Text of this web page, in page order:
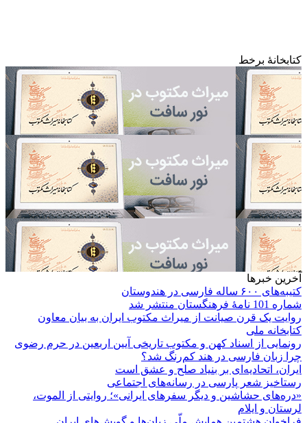
کتابخانۀ برخط
آخرین خبرها
کتیبه‌های ۶۰۰ ساله فارسی در هندوستان
شماره 101 نامۀ فرهنگستان منتشر شد
روایت یک قرن صیانت از میراث مکتوب ایران به بیان معاون
کتابخانه ملی
رونمایی از اسناد کهن و مکتوب تاریخی آیین اربعین در حرم رضوی
چرا زبان فارسی در هند کم‌رنگ شد؟
ایران، اتحادیه‌ای بر بنیاد صلح و عشق است
رستاخیز شعر پارسی در رسانه‌های اجتماعی
«دره‌های حشاشین و دیگر سفرهای ایرانی»؛ روایتی از الموت،
لرستان و ایلام